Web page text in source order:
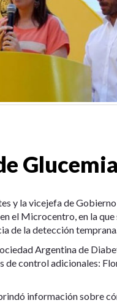
Glucemia
y la vicejefa de
el Microcentro, en la
de la detección
Argentina de
de control adicionales:
información sobre